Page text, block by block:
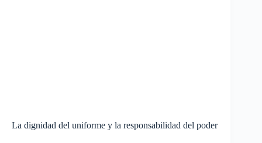
La dignidad del uniforme y la responsabilidad del poder